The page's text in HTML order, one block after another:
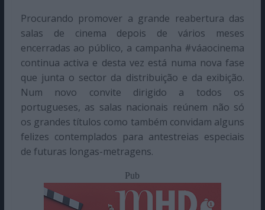
Procurando promover a grande reabertura das
salas de cinema depois de vários meses
encerradas ao público, a campanha #váaocinema
continua activa e desta vez está numa nova fase
que junta o sector da distribuição e da exibição.
Num novo convite dirigido a todos os
portugueses, as salas nacionais reúnem não só
os grandes títulos como também convidam alguns
felizes contemplados para antestreias especiais
de futuras longas-metragens.
Pub